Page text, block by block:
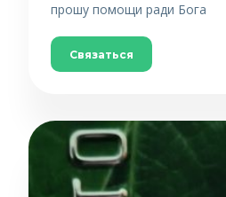
прошу помощи ради Бога
Связаться